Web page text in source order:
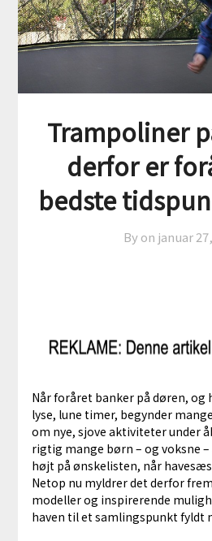
Trampoliner
derfor er
bedste
By on januar
Når foråret banker på døren, og
lyse, lune timer, begynder
om nye, sjove aktiviteter under
rigtig mange børn – og voksne
højt på ønskelisten, når
Netop nu myldrer det derfor
modeller og inspirerende
haven til et samlingspunkt fyldt